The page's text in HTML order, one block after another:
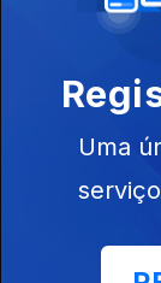
Este
Uma